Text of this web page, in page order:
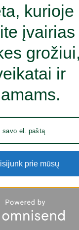
kurioje
įvairias
grožiui,
ir
prie mūsų